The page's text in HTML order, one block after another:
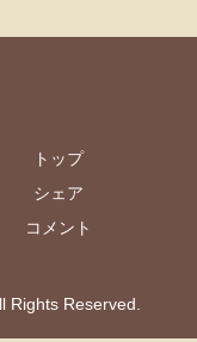
トップ
シェア
コメント
Rights Reserved.